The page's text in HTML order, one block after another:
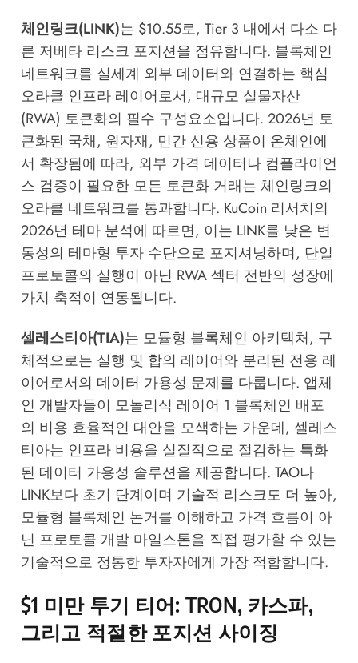
체인링크(LINK)는 $10.55로, Tier 3 내에서 다소 다
른 저베타 리스크 포지션을 점유합니다. 블록체인
네트워크를 실세계 외부 데이터와 연결하는 핵심
오라클 인프라 레이어로서, 대규모 실물자산
(RWA) 토큰화의 필수 구성요소입니다. 2026년 토
큰화된 국채, 원자재, 민간 신용 상품이 온체인에
서 확장됨에 따라, 외부 가격 데이터나 컴플라이언
스 검증이 필요한 모든 토큰화 거래는 체인링크의
오라클 네트워크를 통과합니다. KuCoin 리서치의
2026년 테마 분석에 따르면, 이는 LINK를 낮은 변
동성의 테마형 투자 수단으로 포지셔닝하며, 단일
프로토콜의 실행이 아닌 RWA 섹터 전반의 성장에
가치 축적이 연동됩니다.
셀레스티아(TIA)는 모듈형 블록체인 아키텍처, 구
체적으로는 실행 및 합의 레이어와 분리된 전용 레
이어로서의 데이터 가용성 문제를 다룹니다. 앱체
인 개발자들이 모놀리식 레이어 1 블록체인 배포
의 비용 효율적인 대안을 모색하는 가운데, 셀레스
티아는 인프라 비용을 실질적으로 절감하는 특화
된 데이터 가용성 솔루션을 제공합니다. TAO나
LINK보다 초기 단계이며 기술적 리스크도 더 높아,
모듈형 블록체인 논거를 이해하고 가격 흐름이 아
닌 프로토콜 개발 마일스톤을 직접 평가할 수 있는
기술적으로 정통한 투자자에게 가장 적합합니다.
$1 미만 투기 티어: TRON, 카스파,
그리고 적절한 포지션 사이징